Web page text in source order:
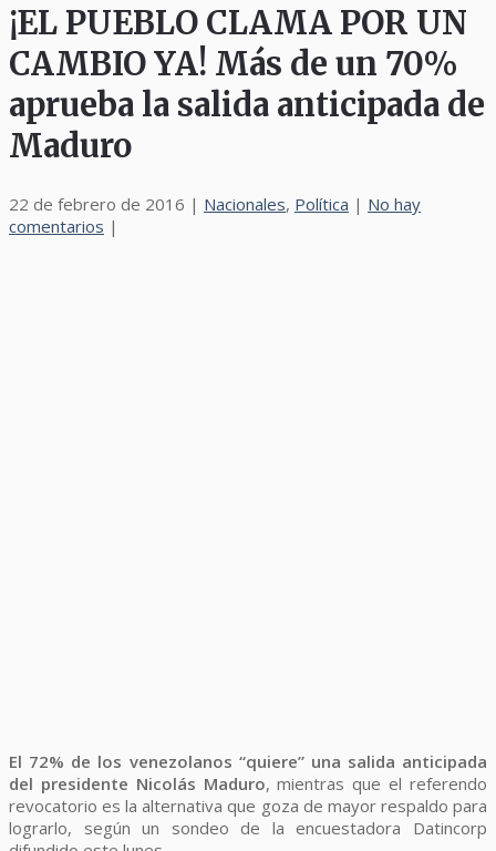
¡EL PUEBLO CLAMA POR UN
CAMBIO YA! Más de un 70%
aprueba la salida anticipada de
Maduro
22 de febrero de 2016 | Nacionales, Política | No hay
comentarios |
El 72% de los venezolanos “quiere” una salida anticipada
del presidente Nicolás Maduro, mientras que el referendo
revocatorio es la alternativa que goza de mayor respaldo para
lograrlo, según un sondeo de la encuestadora Datincorp